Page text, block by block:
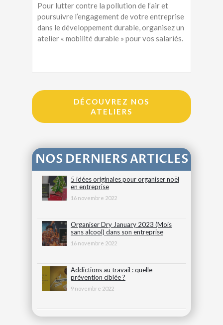
Pour lutter contre la pollution de l’air et
poursuivre l’engagement de votre entreprise
dans le développement durable, organisez un
atelier « mobilité durable » pour vos salariés.
DÉCOUVREZ NOS
ATELIERS
NOS DERNIERS ARTICLES
5 idées originales pour organiser noël
en entreprise
16 novembre 2022
Organiser Dry January 2023 (Mois
sans alcool) dans son entreprise
16 novembre 2022
Addictions au travail : quelle
prévention ciblée ?
9 novembre 2022